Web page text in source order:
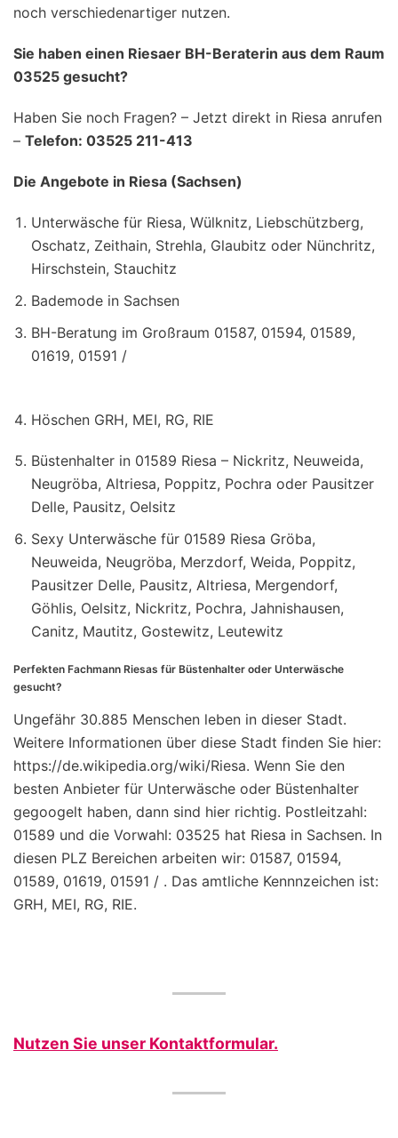
noch verschiedenartiger nutzen.
Sie haben einen Riesaer BH-Beraterin aus dem Raum
03525 gesucht?
Haben Sie noch Fragen? – Jetzt direkt in Riesa anrufen
– Telefon: 03525 211-413
Die Angebote in Riesa (Sachsen)
Unterwäsche für Riesa, Wülknitz, Liebschützberg,
Oschatz, Zeithain, Strehla, Glaubitz oder Nünchritz,
Hirschstein, Stauchitz
Bademode in Sachsen
BH-Beratung im Großraum 01587, 01594, 01589,
01619, 01591 /
Höschen GRH, MEI, RG, RIE
Büstenhalter in 01589 Riesa – Nickritz, Neuweida,
Neugröba, Altriesa, Poppitz, Pochra oder Pausitzer
Delle, Pausitz, Oelsitz
Sexy Unterwäsche für 01589 Riesa Gröba,
Neuweida, Neugröba, Merzdorf, Weida, Poppitz,
Pausitzer Delle, Pausitz, Altriesa, Mergendorf,
Göhlis, Oelsitz, Nickritz, Pochra, Jahnishausen,
Canitz, Mautitz, Gostewitz, Leutewitz
Perfekten Fachmann Riesas für Büstenhalter oder Unterwäsche
gesucht?
Ungefähr 30.885 Menschen leben in dieser Stadt.
Weitere Informationen über diese Stadt finden Sie hier:
https://de.wikipedia.org/wiki/Riesa. Wenn Sie den
besten Anbieter für Unterwäsche oder Büstenhalter
gegoogelt haben, dann sind hier richtig. Postleitzahl:
01589 und die Vorwahl: 03525 hat Riesa in Sachsen. In
diesen PLZ Bereichen arbeiten wir: 01587, 01594,
01589, 01619, 01591 / . Das amtliche Kennnzeichen ist:
GRH, MEI, RG, RIE.
Nutzen Sie unser Kontaktformular.